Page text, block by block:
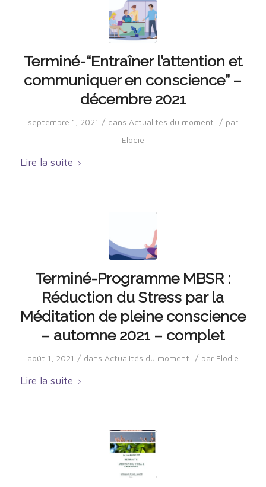
Terminé-“Entraîner l’attention et
communiquer en conscience” –
décembre 2021
septembre 1, 2021 / dans Actualités du moment / par
Elodie
Lire la suite
Terminé-Programme MBSR :
Réduction du Stress par la
Méditation de pleine conscience
– automne 2021 – complet
août 1, 2021 / dans Actualités du moment / par Elodie
Lire la suite